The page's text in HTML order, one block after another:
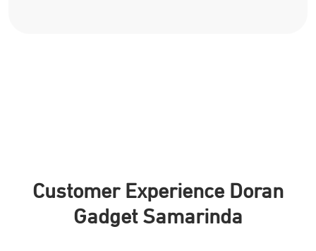
Customer Experience Doran
Gadget Samarinda